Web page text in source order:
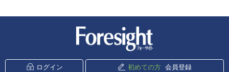
ログイン 初めての方 会員登録